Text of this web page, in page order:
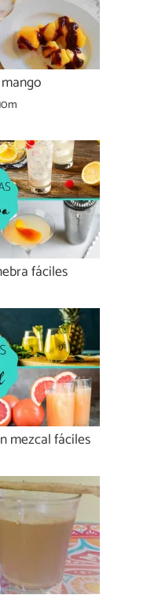
fáciles
mezcal fáciles